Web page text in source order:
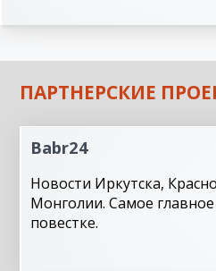
ПАРТНЕРСКИЕ
Babr24
Новости Иркутска,
Монголии. Самое
повестке.